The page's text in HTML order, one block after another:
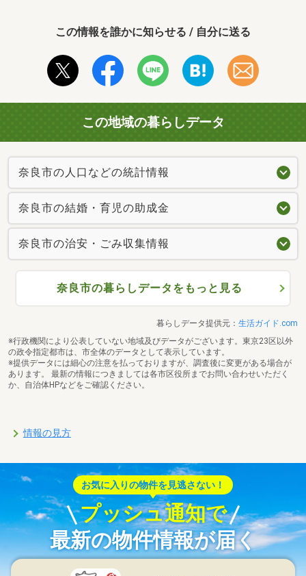
この情報を誰かに知らせる / 自分に送る
この地域の暮らしデータ
奈良市の人口などの統計情報
奈良市の結婚・育児の助成金
奈良市の治安・ごみ収集情報
奈良市の暮らしデータをもっと見る
暮らしデータ提供元： 生活ガイド.com
※行政機関により公表していない地域及びデータがございます。東京23区以外
の政令指定都市は、市全体のデータとして表示しています。
※提供データには細心の注意を払っておりますが、調査後に変更がある場合が
あります。 最新の情報につきましては各市区役所までお問い合わせいただく
か、自治体HPなどをご確認ください。
情報の見方
お気に入りの物件を見逃さない！
プッシュ通知で
最新の物件情報が届く